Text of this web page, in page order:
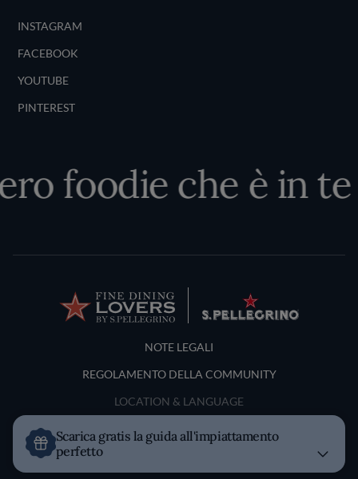
INSTAGRAM
FACEBOOK
YOUTUBE
PINTEREST
foodie che è in te
Terms and Conditions
NOTE LEGALI
REGOLAMENTO DELLA COMMUNITY
LOCATION & LANGUAGE
Italia
Scarica gratis la guida all'impiattamento
perfetto